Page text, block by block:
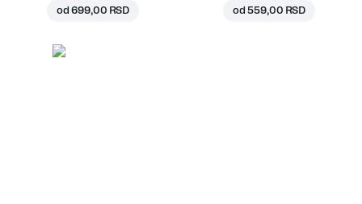
od699,00 RSD od559,00 RSD